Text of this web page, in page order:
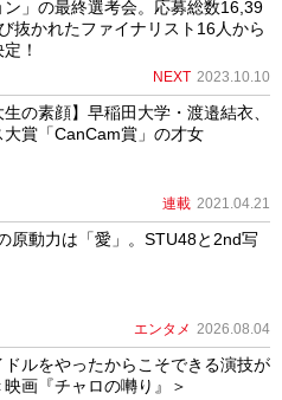
」の最終選考会。応募総数16,39
抜かれたファイナリスト16人から
！
NEXT 2023.10.10
生の素顔】早稲田大学・渡邉結衣、
賞「CanCam賞」の才女
連載 2021.04.21
原動力は「愛」。STU48と2nd写
エンタメ 2026.08.04
ルをやったからこそできる演技が
画『チャロの囀り』＞